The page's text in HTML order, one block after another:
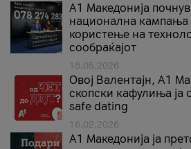
A1 Македонија
национална кампања
користење на
сообраќајот
18.05.2026
Овој Валентајн, A1
скопски кафулиња ја
safe dating
16.02.2026
А1 Македонија ја